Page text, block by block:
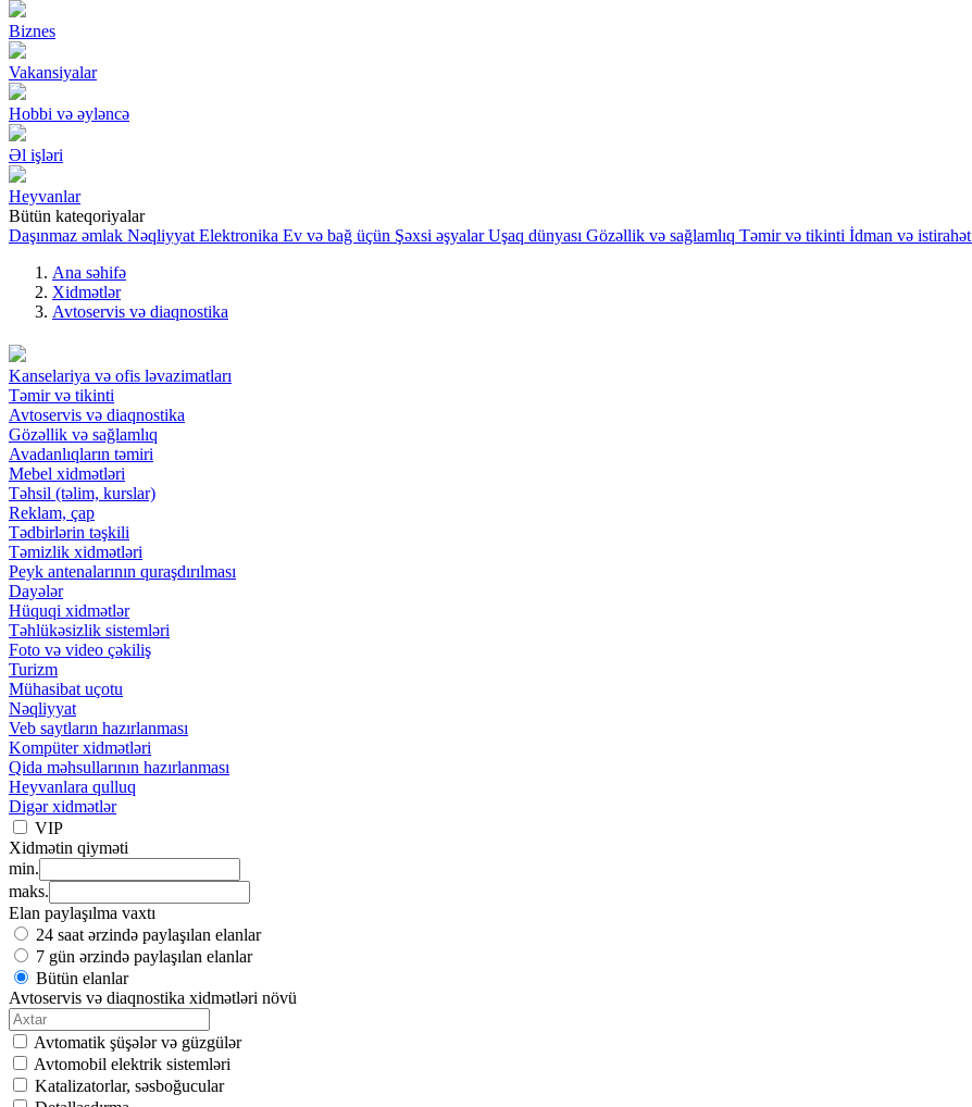
Biznes
Vakansiyalar
Hobbi və əyləncə
Əl işləri
Heyvanlar
Bütün kateqoriyalar
Daşınmaz əmlak Nəqliyyat Elektronika Ev və bağ üçün Şəxsi əşyalar Uşaq dünyası Gözəllik və sağlamlıq Təmir və tikinti İdman və istirahət
Ana səhifə
Xidmətlər
Avtoservis və diaqnostika
Kanselariya və ofis ləvazimatları
Təmir və tikinti
Avtoservis və diaqnostika
Gözəllik və sağlamlıq
Avadanlıqların təmiri
Mebel xidmətləri
Təhsil (təlim, kurslar)
Reklam, çap
Tədbirlərin təşkili
Təmizlik xidmətləri
Peyk antenalarının quraşdırılması
Dayələr
Hüquqi xidmətlər
Təhlükəsizlik sistemləri
Foto və video çəkiliş
Turizm
Mühasibat uçotu
Nəqliyyat
Veb saytların hazırlanması
Kompüter xidmətləri
Qida məhsullarının hazırlanması
Heyvanlara qulluq
Digər xidmətlər
VIP
Xidmətin qiyməti
min.
maks.
Elan paylaşılma vaxtı
24 saat ərzində paylaşılan elanlar
7 gün ərzində paylaşılan elanlar
Bütün elanlar
Avtoservis və diaqnostika xidmətləri növü
Avtomatik şüşələr və güzgülər
Avtomobil elektrik sistemləri
Katalizatorlar, səsboğucular